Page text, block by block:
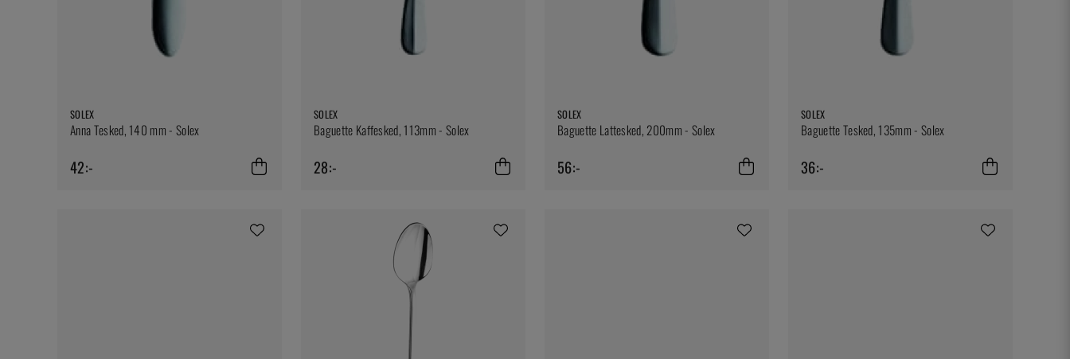
SOLEX
Anna Tesked, 140 mm - Solex
42:-
SOLEX
Baguette Kaffesked, 113mm - Solex
28:-
SOLEX
Baguette Lattesked, 200mm - Solex
56:-
SOLEX
Baguette Tesked, 135mm - Solex
36:-